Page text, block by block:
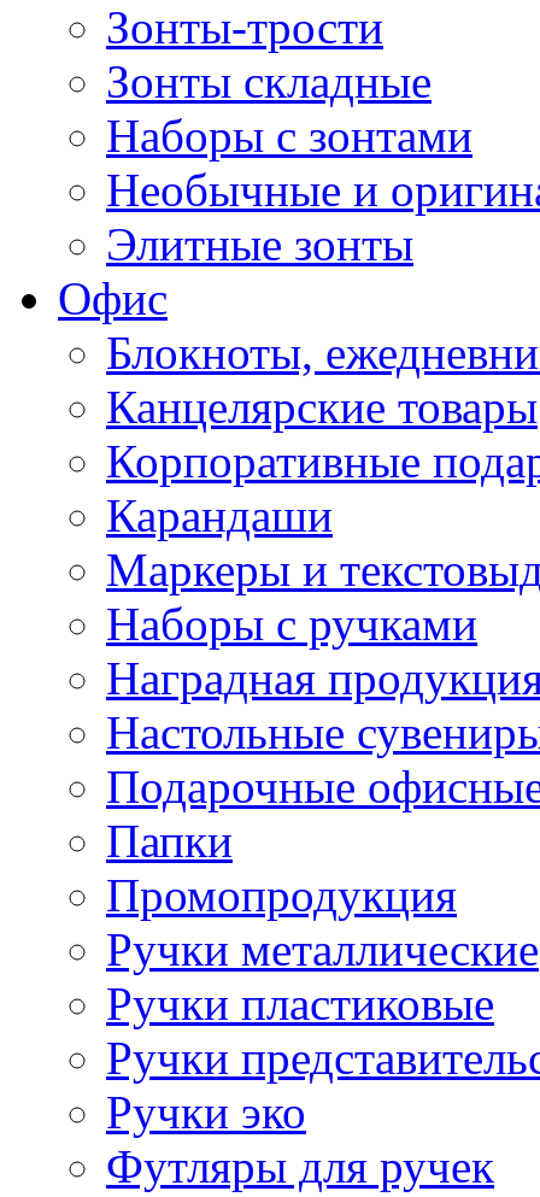
Зонты-трости
Зонты складные
Наборы с зонтами
Необычные и
Элитные зонты
Офис
Блокноты,
Канцелярские товары
Корпоративные
Карандаши
Маркеры и
Наборы с ручками
Наградная
Настольные
Подарочные
Папки
Промопродукция
Ручки металлические
Ручки пластиковые
Ручки
Ручки эко
Футляры для ручек